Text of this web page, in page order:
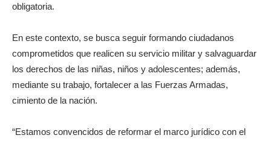
obligatoria.
En este contexto, se busca seguir formando ciudadanos
comprometidos que realicen su servicio militar y salvaguardar
los derechos de las niñas, niños y adolescentes; además,
mediante su trabajo, fortalecer a las Fuerzas Armadas,
cimiento de la nación.
“Estamos convencidos de reformar el marco jurídico con el